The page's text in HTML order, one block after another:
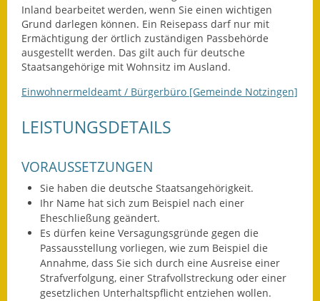
Buslinie 168
Stellenausschreibungen
Zahlen und Fakten
Rathaus
Bauhof Notzingen
Behördenadressen
Beratungsstellen im
Landkreis
Dienstleistungen
Formulare
Inland bearbeitet werden, wenn Sie einen wichtigen
Grund darlegen können. Ein Reisepass darf nur mit
Ermächtigung der örtlich zuständigen Passbehörde
ausgestellt werden. Das gilt auch für deutsche
Staatsangehörige mit Wohnsitz im Ausland.
Einwohnermeldeamt / Bürgerbüro [Gemeinde Notzingen]
LEISTUNGSDETAILS
VORAUSSETZUNGEN
Sie haben die deutsche Staatsangehörigkeit.
Ihr Name hat sich zum Beispiel nach einer
Eheschließung geändert.
Es dürfen keine Versagungsgründe gegen die
Passausstellung vorliegen, wie zum Beispiel die
Annahme, dass Sie sich durch eine Ausreise einer
Strafverfolgung, einer Strafvollstreckung oder einer
gesetzlichen Unterhaltspflicht entziehen wollen.